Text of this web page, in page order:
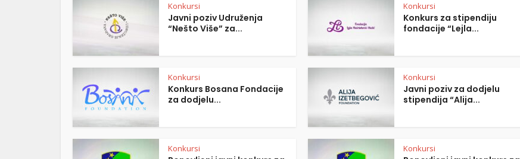
Konkursi
Javni poziv Udruženja
“Nešto Više” za...
Konkursi
Konkurs za stipendiju
fondacije “Lejla...
Konkursi
Konkurs Bosana Fondacije
za dodjelu...
Konkursi
Javni poziv za dodjelu
stipendija “Alija...
Konkursi Konkursi